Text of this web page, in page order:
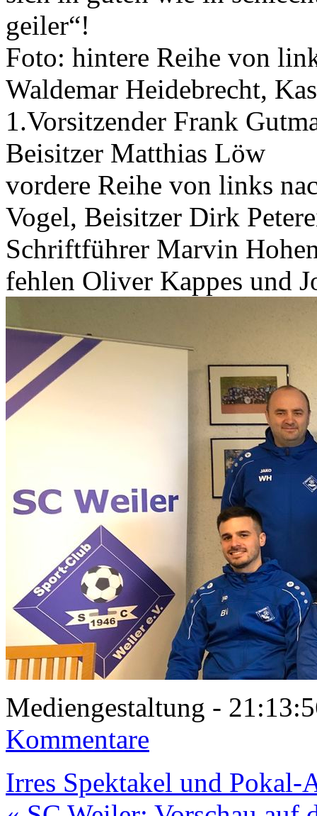
geiler“!
Foto: hintere Reihe von
Waldemar Heidebrecht,
1.Vorsitzender Frank
Beisitzer Matthias Löw
vordere Reihe von links
Vogel, Beisitzer Dirk
Schriftführer Marvin
fehlen Oliver Kappes und
Mediengestaltung -
Kommentare
Irres Spektakel und Pokal-